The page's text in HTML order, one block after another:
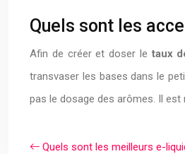
Quels sont les
Afin de créer et doser le taux
transvaser les bases dans le
pas le dosage des arômes. Il
Quels sont les meilleurs e-